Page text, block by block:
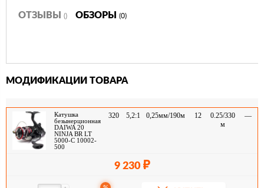
ОТЗЫВЫ () ОБЗОРЫ (0)
МОДИФИКАЦИИ ТОВАРА
Катушка
безынерционная
DAIWA 20
NINJA BR LT
5000-C 10002-
500
320 5,2:1 0,25мм/190м 12
0.25/330
м
—
9 230